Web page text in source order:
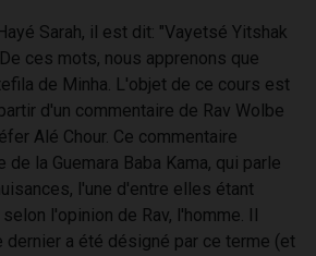
Sarah, il est dit: "Vayetsé Yitshak
ces mots, nous apprenons que
de Minha. L'objet de ce cours est
d'un commentaire de Rav Wolbe
Alé Chour. Ce commentaire
de la Guemara Baba Kama, qui parle
l'une d'entre elles étant
l'opinion de Rav, l'homme. Il
dernier a été désigné par ce terme (et